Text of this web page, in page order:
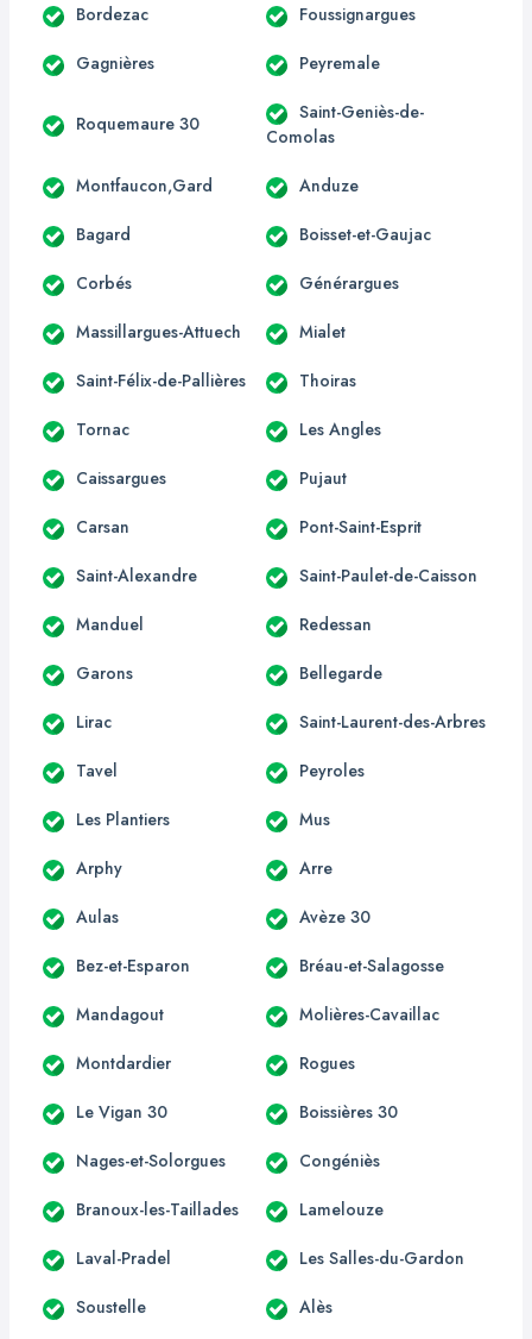
Bordezac Foussignargues
Gagnières Peyremale
Roquemaure 30
Saint-Geniès-de-
Comolas
Montfaucon,Gard Anduze
Bagard Boisset-et-Gaujac
Corbés Générargues
Massillargues-Attuech Mialet
Saint-Félix-de-Pallières Thoiras
Tornac Les Angles
Caissargues Pujaut
Carsan Pont-Saint-Esprit
Saint-Alexandre Saint-Paulet-de-Caisson
Manduel Redessan
Garons Bellegarde
Lirac Saint-Laurent-des-Arbres
Tavel Peyroles
Les Plantiers Mus
Arphy Arre
Aulas Avèze 30
Bez-et-Esparon Bréau-et-Salagosse
Mandagout Molières-Cavaillac
Montdardier Rogues
Le Vigan 30 Boissières 30
Nages-et-Solorgues Congéniès
Branoux-les-Taillades Lamelouze
Laval-Pradel Les Salles-du-Gardon
Soustelle Alès